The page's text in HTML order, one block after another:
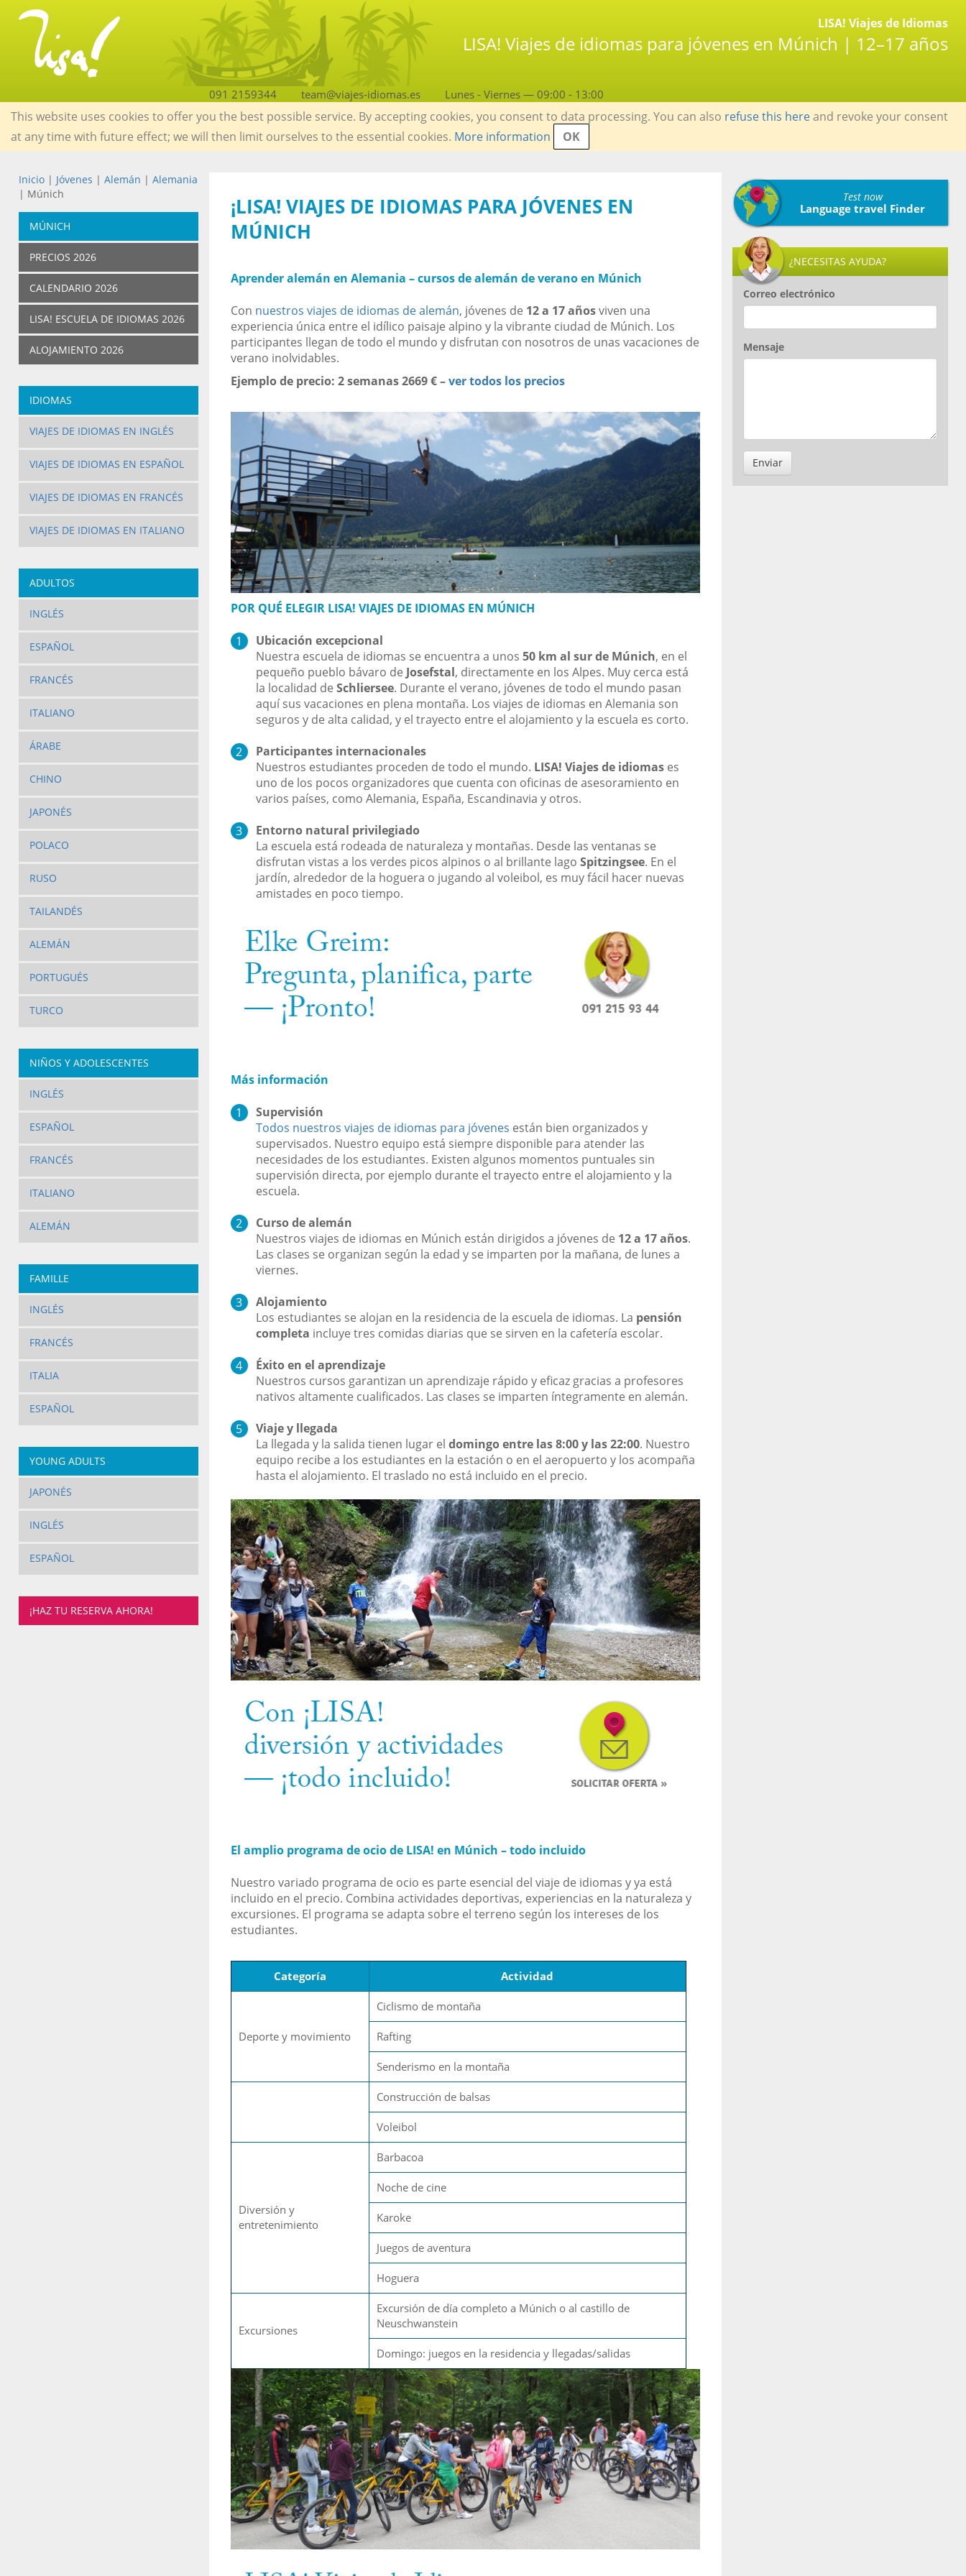
LISA! Viajes de Idiomas
LISA! Viajes de idiomas para jóvenes en Múnich | 12–17 años
091 2159344 team@viajes-idiomas.es Lunes - Viernes — 09:00 - 13:00
This website uses cookies to offer you the best possible service. By accepting cookies, you consent to data processing. You can also refuse this hereand revoke your consent
at any time with future effect; we will then limit ourselves to the essential cookies. More information OK
Inicio| Jóvenes | Alemán | Alemania
| Múnich
MÚNICH
PRECIOS 2026
CALENDARIO 2026
LISA! ESCUELA DE IDIOMAS 2026
ALOJAMIENTO 2026
IDIOMAS
VIAJES DE IDIOMAS EN INGLÉS
VIAJES DE IDIOMAS EN ESPAÑOL
VIAJES DE IDIOMAS EN FRANCÉS
VIAJES DE IDIOMAS EN ITALIANO
ADULTOS
INGLÉS
ESPAÑOL
FRANCÉS
ITALIANO
ÁRABE
CHINO
JAPONÉS
POLACO
RUSO
TAILANDÉS
ALEMÁN
PORTUGUÉS
TURCO
NIÑOS Y ADOLESCENTES
INGLÉS
ESPAÑOL
FRANCÉS
ITALIANO
ALEMÁN
FAMILLE
INGLÉS
FRANCÉS
ITALIA
ESPAÑOL
YOUNG ADULTS
JAPONÉS
INGLÉS
ESPAÑOL
¡HAZ TU RESERVA AHORA!
¡LISA! VIAJES DE IDIOMAS PARA JÓVENES EN
MÚNICH
Aprender alemán en Alemania – cursos de alemán de verano en Múnich
Con nuestros viajes de idiomas de alemán, jóvenes de 12 a 17 añosviven una
experiencia única entre el idílico paisaje alpino y la vibrante ciudad de Múnich. Los
participantes llegan de todo el mundo y disfrutan con nosotros de unas vacaciones de
verano inolvidables.
Ejemplo de precio: 2 semanas2669 €–ver todos los precios
POR QUÉ ELEGIR LISA! VIAJES DE IDIOMAS EN MÚNICH
Ubicación excepcional
Nuestra escuela de idiomas se encuentra a unos 50 km al sur de Múnich, en el
pequeño pueblo bávaro de Josefstal, directamente en los Alpes. Muy cerca está
la localidad de Schliersee. Durante el verano, jóvenes de todo el mundo pasan
aquí sus vacaciones en plena montaña. Los viajes de idiomas en Alemania son
seguros y de alta calidad, y el trayecto entre el alojamiento y la escuela es corto.
Participantes internacionales
Nuestros estudiantes proceden de todo el mundo. LISA! Viajes de idiomases
uno de los pocos organizadores que cuenta con oficinas de asesoramiento en
varios países, como Alemania, España, Escandinavia y otros.
Entorno natural privilegiado
La escuela está rodeada de naturaleza y montañas. Desde las ventanas se
disfrutan vistas a los verdes picos alpinos o al brillante lago Spitzingsee. En el
jardín, alrededor de la hoguera o jugando al voleibol, es muy fácil hacer nuevas
amistades en poco tiempo.
Más información
Supervisión
Todos nuestros viajes de idiomas para jóvenes están bien organizados y
supervisados. Nuestro equipo está siempre disponible para atender las
necesidades de los estudiantes. Existen algunos momentos puntuales sin
supervisión directa, por ejemplo durante el trayecto entre el alojamiento y la
escuela.
Curso de alemán
Nuestros viajes de idiomas en Múnich están dirigidos a jóvenes de 12 a 17 años.
Las clases se organizan según la edad y se imparten por la mañana, de lunes a
viernes.
Alojamiento
Los estudiantes se alojan en la residencia de la escuela de idiomas. La pensión
completa incluye tres comidas diarias que se sirven en la cafetería escolar.
Éxito en el aprendizaje
Nuestros cursos garantizan un aprendizaje rápido y eficaz gracias a profesores
nativos altamente cualificados. Las clases se imparten íntegramente en alemán.
Viaje y llegada
La llegada y la salida tienen lugar el domingo entre las 8:00 y las 22:00. Nuestro
equipo recibe a los estudiantes en la estación o en el aeropuerto y los acompaña
hasta el alojamiento. El traslado no está incluido en el precio.
El amplio programa de ocio de LISA! en Múnich – todo incluido
Nuestro variado programa de ocio es parte esencial del viaje de idiomas y ya está
incluido en el precio. Combina actividades deportivas, experiencias en la naturaleza y
excursiones. El programa se adapta sobre el terreno según los intereses de los
estudiantes.
Categoría Actividad
Deporte y movimiento
Ciclismo de montaña
Rafting
Senderismo en la montaña
Construcción de balsas
Voleibol
Diversión y
entretenimiento
Barbacoa
Noche de cine
Karoke
Juegos de aventura
Hoguera
Excursiones
Excursión de día completo a Múnich o al castillo de
Neuschwanstein
Domingo: juegos en la residencia y llegadas/salidas
Test now
Language travel Finder
¿NECESITAS AYUDA?
Correo electrónico
Mensaje
Enviar